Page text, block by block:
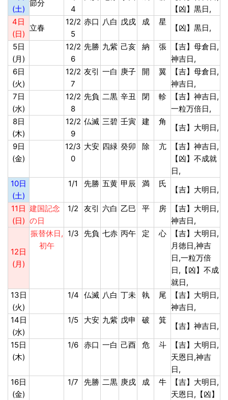
(土)
節分
4
【凶】黒日,
4日
(日)
立春
12/2
5
赤口 八白 戊戌 成 星
【凶】黒日,
5日
(月)
12/2
6
先勝 九紫 己亥 納 張
【吉】母倉日,
神吉日,
6日
(火)
12/2
7
友引 一白 庚子 開 翼
【吉】母倉日,
神吉日,
7日
(水)
12/2
8
先負 二黒 辛丑 閉 軫
【吉】神吉日,
一粒万倍日,
8日
(木)
12/2
9
仏滅 三碧 壬寅 建 角
【吉】大明日,
9日
(金)
12/3
0
大安 四緑 癸卯 除 亢
【吉】神吉日,
【凶】不成就
日,
10日
(土)
1/1 先勝 五黄 甲辰 満 氏
【吉】大明日,
11日
(日)
建国記念
の日
1/2 友引 六白 乙巳 平 房
【吉】大明日,
神吉日,
12日
(月)
振替休日,
初午
1/3 先負 七赤 丙午 定 心
【吉】大明日,
月徳日,神吉
日,一粒万倍
日,【凶】不成
就日,
13日
(火)
1/4 仏滅 八白 丁未 執 尾
【吉】大明日,
神吉日,
14日
(水)
1/5 大安 九紫 戊申 破 箕
【吉】神吉日,
15日
(木)
1/6 赤口 一白 己酉 危 斗
【吉】大明日,
天恩日,神吉
日,
16日
(金)
1/7 先勝 二黒 庚戌 成 牛
【吉】大明日,
天恩日,【凶】